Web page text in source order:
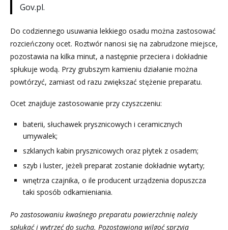
Gov.pl.
Do codziennego usuwania lekkiego osadu można zastosować
rozcieńczony ocet. Roztwór nanosi się na zabrudzone miejsce,
pozostawia na kilka minut, a następnie przeciera i dokładnie
spłukuje wodą. Przy grubszym kamieniu działanie można
powtórzyć, zamiast od razu zwiększać stężenie preparatu.
Ocet znajduje zastosowanie przy czyszczeniu:
baterii, słuchawek prysznicowych i ceramicznych
umywalek;
szklanych kabin prysznicowych oraz płytek z osadem;
szyb i luster, jeżeli preparat zostanie dokładnie wytarty;
wnętrza czajnika, o ile producent urządzenia dopuszcza
taki sposób odkamieniania.
Po zastosowaniu kwaśnego preparatu powierzchnię należy
spłukać i wytrzeć do sucha. Pozostawiona wilgoć sprzyja